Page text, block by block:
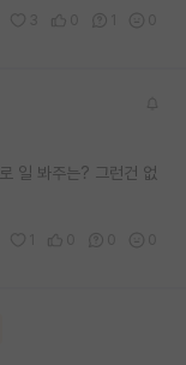
일 봐주는? 그런건 없